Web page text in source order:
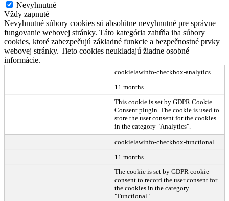
Nevyhnutné
Vždy zapnuté
Nevyhnutné súbory cookies sú absolútne nevyhnutné pre správne
fungovanie webovej stránky. Táto kategória zahŕňa iba súbory
cookies, ktoré zabezpečujú základné funkcie a bezpečnostné prvky
webovej stránky. Tieto cookies neukladajú žiadne osobné
informácie.
cookielawinfo-checkbox-analytics
11 months
This cookie is set by GDPR Cookie
Consent plugin. The cookie is used to
store the user consent for the cookies
in the category "Analytics".
cookielawinfo-checkbox-functional
11 months
The cookie is set by GDPR cookie
consent to record the user consent for
the cookies in the category
"Functional".